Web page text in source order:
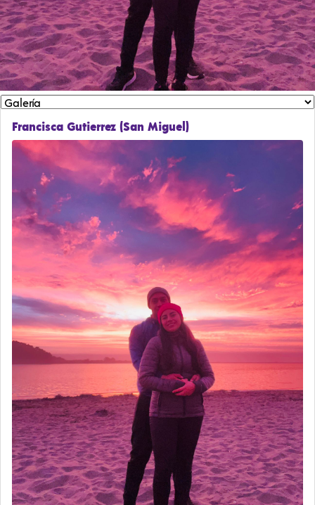
Francisca Gutierrez (San Miguel)